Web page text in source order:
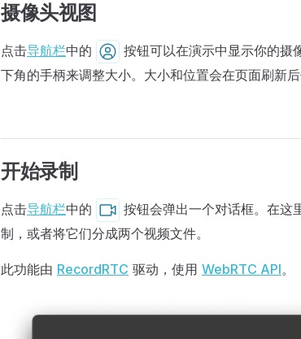
摄像头视图
点击导航栏中的
按钮可以在演示中显示你的摄
下角的手柄来调整大小。大小和位置会在页面刷新后
开始录制
点击导航栏中的
按钮会弹出一个对话框。在这
制，或者将它们分成两个视频文件。
此功能由 RecordRTC 驱动，使用 WebRTC API。